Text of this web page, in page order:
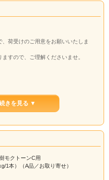
荷受けのご用意をお願いいたしま
すので、ご理解くださいませ。
きを見る ▼
モクトーンC用
1本）（A品／お取り寄せ）